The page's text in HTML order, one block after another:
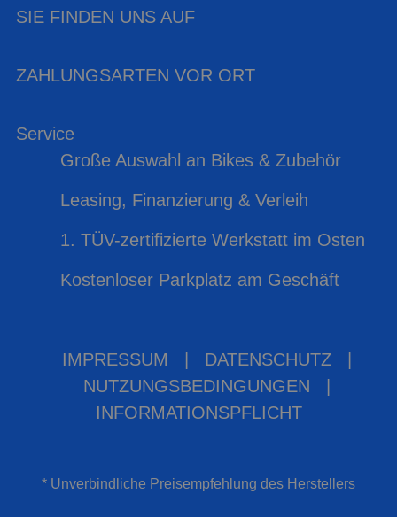
SIE FINDEN UNS AUF
ZAHLUNGSARTEN VOR ORT
Service
Große Auswahl an Bikes & Zubehör
Leasing, Finanzierung & Verleih
1. TÜV-zertifizierte Werkstatt im Osten
Kostenloser Parkplatz am Geschäft
IMPRESSUM DATENSCHUTZ
NUTZUNGSBEDINGUNGEN
INFORMATIONSPFLICHT
* Unverbindliche Preisempfehlung des Herstellers